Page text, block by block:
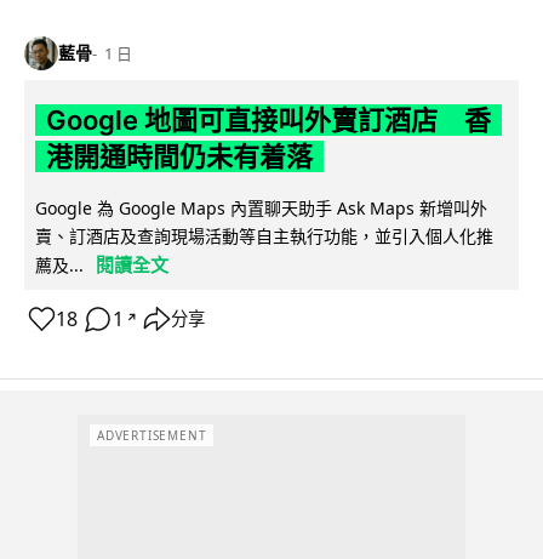
藍骨 1 日
Google 地圖可直接叫外賣訂酒店 香
港開通時間仍未有着落
Google 為 Google Maps 內置聊天助手 Ask Maps 新增叫外
賣、訂酒店及查詢現場活動等自主執行功能，並引入個人化推
薦及...
閱讀全文
18 1 ↗ 分享
ADVERTISEMENT